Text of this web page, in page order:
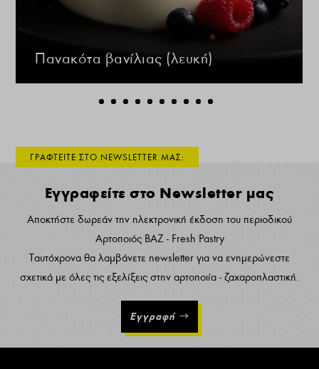
Πανακότα βανίλιας (λευκή)
ΓΡΑΦΤΕΙΤΕ ΣΤΟ NEWSLETTER ΜΑΣ:
Εγγραφείτε στο Newsletter μας
Αποκτήστε δωρεάν την ηλεκτρονική έκδοση του περιοδικού
Αρτοποιός ΒΑΖ - Fresh Pastry
Ταυτόχρονα θα λαμβάνετε newsletter για να ενημερώνεστε
σχετικά με όλες τις εξελίξεις στην αρτοποιία - ζαχαροπλαστική.
Εγγραφή